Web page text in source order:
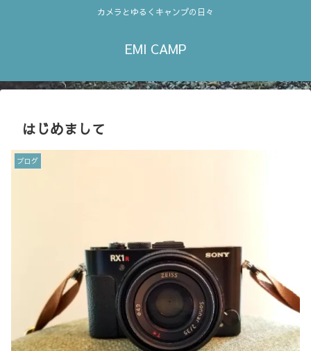
カメラとゆるくキャンプの日々
EMI CAMP
はじめまして
ブログ